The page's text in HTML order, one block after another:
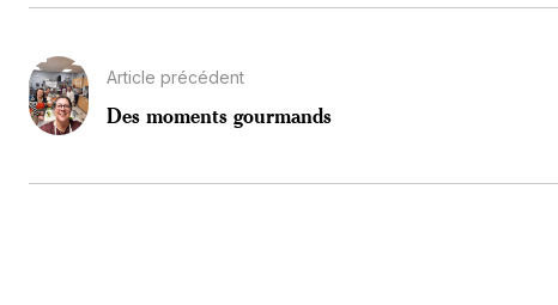
Article précédent
Des moments gourmands